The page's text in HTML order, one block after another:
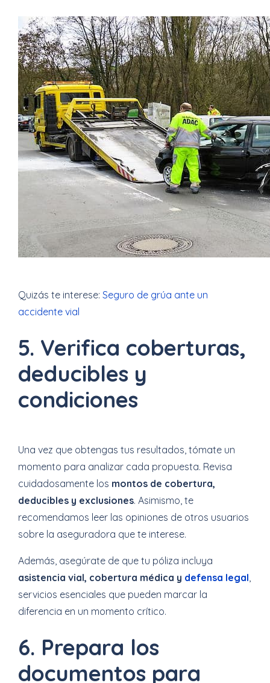
Quizás te interese: Seguro de grúa ante un
accidente vial
5. Verifica coberturas,
deducibles y
condiciones
Una vez que obtengas tus resultados, tómate un
momento para analizar cada propuesta. Revisa
cuidadosamente los montos de cobertura,
deducibles y exclusiones. Asimismo, te
recomendamos leer las opiniones de otros usuarios
sobre la aseguradora que te interese.
Además, asegúrate de que tu póliza incluya
asistencia vial, cobertura médica y defensa legal
servicios esenciales que pueden marcar la
diferencia en un momento crítico.
6. Prepara los
documentos para